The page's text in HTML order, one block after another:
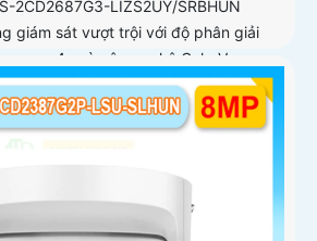
2CD2687G3-LIZS2UY/SRBHUN
giám sát vượt trội với độ phân giải
4x và công nghệ ColorVu